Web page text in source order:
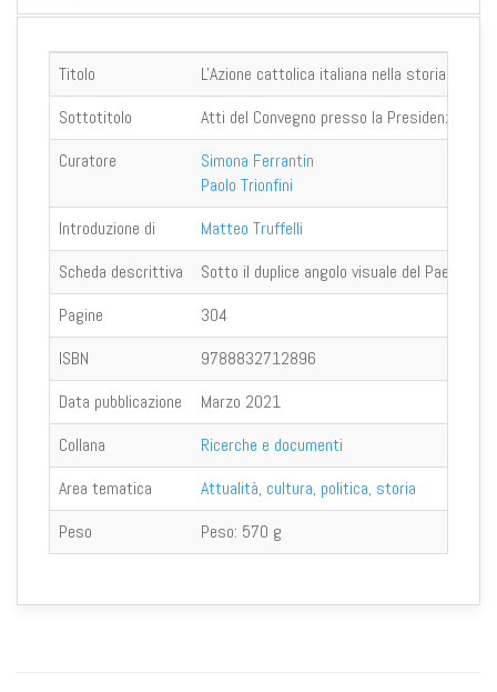
Titolo
L'Azione cattolica italiana nella storia del
Sottotitolo
Atti del Convegno presso la Presidenza
Curatore
Simona Ferrantin
Paolo Trionfini
Introduzione di
Matteo Truffelli
Scheda descrittiva
Sotto il duplice angolo visuale del Paese e
Pagine
304
ISBN
9788832712896
Data pubblicazione
Marzo 2021
Collana
Ricerche e documenti
Area tematica
Attualità, cultura, politica, storia
Peso
Peso: 570 g